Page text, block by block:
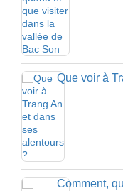
Que voir à
Comment,